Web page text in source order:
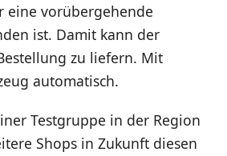
eine vorübergehende
ist. Damit kann der
zu liefern. Mit
automatisch.
Testgruppe in der Region
Shops in Zukunft diesen